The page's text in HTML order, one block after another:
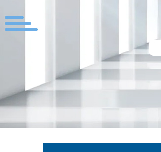
上海拓纷机械设备有限公司